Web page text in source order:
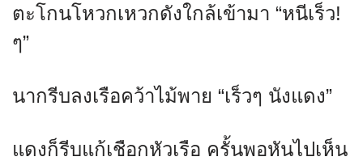
ตะโกนโหวกเหวกดังใกล้เข้ามา “หนีเร็ว!
ๆ”
นากรีบลงเรือคว้าไม้พาย “เร็วๆ นังแดง”
แดงก็รีบแก้เชือกหัวเรือ ครั้นพอหันไปเห็น